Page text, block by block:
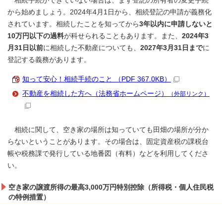
から始めましょう。2024年4月1日から、相続登記の申請が義務化
されています。相続したことを知ってから3年以内に申請しないと
10万円以下の過料が科せられることもあります。また、 2024年3
月31日以前に相続した不動産についても、 2027年3月31日までに
登記する義務があります。
知って安心！相続手続のこと （PDF 367.0KB）
不動産を相続した方へ（法務省ホームページ）
（外部リンク）
相続に関して、空き家の場所は知っていても田畑の場所が分か
らないということがあります。その場合は、固定資産税の課税台
帳や税務課で発行している地番図（有料）などを利用してくださ
い。
空き家の譲渡所得の最高3,000万円特別控除（所得税・個人住民税
の特例措置）